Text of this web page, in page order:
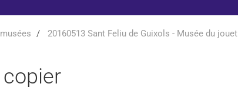
20160513 Sant Feliu de Guixols - Musée du jouet